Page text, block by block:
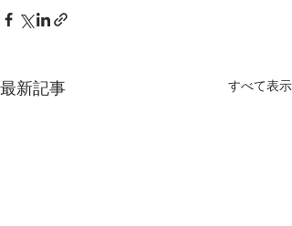
最新記事 すべて表示